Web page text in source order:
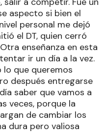
aspecto si bien el
personal me dejó
el DT, quien cerró
enseñanza en esta
ir un día a la vez.
lo que queremos
después entregarse
saber que vamos a
veces, porque la
de cambiar los
dura pero valiosa